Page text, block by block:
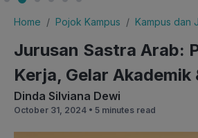
Home Pojok Kampus Kampus dan
Jurusan Sastra Arab:
Kerja, Gelar Akademik
Dinda Silviana Dewi
October 31, 2024 • 5 minutes read